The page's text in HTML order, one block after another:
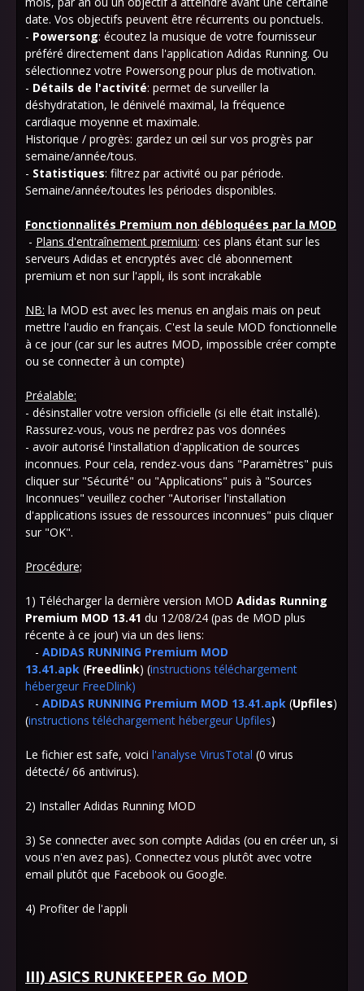
date. Vos objectifs peuvent être récurrents ou ponctuels.
- Powersong: écoutez la musique de votre fournisseur
préféré directement dans l'application Adidas Running. Ou
sélectionnez votre Powersong pour plus de motivation.
- Détails de l'activité: permet de surveiller la
déshydratation, le dénivelé maximal, la fréquence
cardiaque moyenne et maximale.
Historique / progrès: gardez un œil sur vos progrès par
semaine/année/tous.
- Statistiques: filtrez par activité ou par période.
Semaine/année/toutes les périodes disponibles.
Fonctionnalités Premium non débloquées par la MOD
- Plans d'entraînement premium: ces plans étant sur les
serveurs Adidas et encryptés avec clé abonnement
premium et non sur l'appli, ils sont incrakable
NB: la MOD est avec les menus en anglais mais on peut
mettre l'audio en français. C'est la seule MOD fonctionnelle
à ce jour (car sur les autres MOD, impossible créer compte
ou se connecter à un compte)
Préalable:
- désinstaller votre version officielle (si elle était installé).
Rassurez-vous, vous ne perdrez pas vos données
- avoir autorisé l'installation d'application de sources
inconnues. Pour cela, rendez-vous dans "Paramètres" puis
cliquer sur "Sécurité" ou "Applications" puis à "Sources
Inconnues" veuillez cocher "Autoriser l'installation
d'applications issues de ressources inconnues" puis cliquer
sur "OK".
Procédure;
1) Télécharger la dernière version MOD Adidas Running
Premium MOD 13.41 du 12/08/24 (pas de MOD plus
récente à ce jour) via un des liens:
- ADIDAS RUNNING Premium MOD
13.41.apk (Freedlink) (instructions téléchargement
hébergeur FreeDlink)
- ADIDAS RUNNING Premium MOD 13.41.apk (Upfiles)
(instructions téléchargement hébergeur Upfiles)
Le fichier est safe, voici l'analyse VirusTotal (0 virus
détecté/ 66 antivirus).
2) Installer Adidas Running MOD
3) Se connecter avec son compte Adidas (ou en créer un, si
vous n'en avez pas). Connectez vous plutôt avec votre
email plutôt que Facebook ou Google.
4) Profiter de l'appli
III) ASICS RUNKEEPER Go MOD